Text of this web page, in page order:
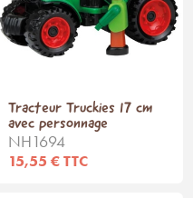
Tracteur Truckies 17 cm
avec personnage
NH1694
15,55 € TTC